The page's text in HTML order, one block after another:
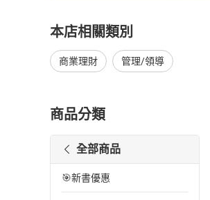
本店相關類別
商業理財 管理/領導
商品分類
全部商品
🎯新書優惠